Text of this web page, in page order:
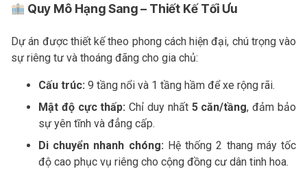
Quy Mô Hạng Sang – Thiết Kế Tối Ưu
Dự án được thiết kế theo phong cách hiện đại, chú trọng vào
sự riêng tư và thoáng đãng cho gia chủ:
Cấu trúc: 9 tầng nổi và 1 tầng hầm để xe rộng rãi.
Mật độ cực thấp: Chỉ duy nhất 5 căn/tầng, đảm bảo
sự yên tĩnh và đẳng cấp.
Di chuyển nhanh chóng: Hệ thống 2 thang máy tốc
độ cao phục vụ riêng cho cộng đồng cư dân tinh hoa.